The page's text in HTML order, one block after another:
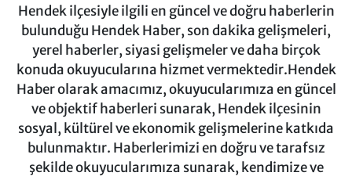
Hendek ilçesiyle ilgili en güncel ve doğru haberlerin
bulunduğu Hendek Haber, son dakika gelişmeleri,
yerel haberler, siyasi gelişmeler ve daha birçok
konuda okuyucularına hizmet vermektedir.Hendek
Haber olarak amacımız, okuyucularımıza en güncel
ve objektif haberleri sunarak, Hendek ilçesinin
sosyal, kültürel ve ekonomik gelişmelerine katkıda
bulunmaktır. Haberlerimizi en doğru ve tarafsız
şekilde okuyucularımıza sunarak, kendimize ve